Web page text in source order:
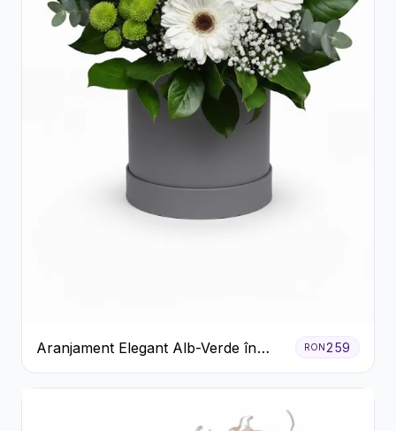
Aranjament Elegant Alb-Verde în
Cutie Gri
RON259